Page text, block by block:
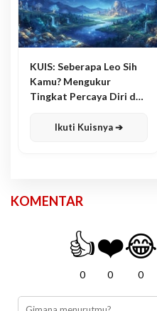
KUIS: Seberapa Leo Sih
Kamu? Mengukur
Tingkat Percaya Diri dan
Ikuti Kuisnya ➔
KOMENTAR
👍
0
❤️
0
😂
0